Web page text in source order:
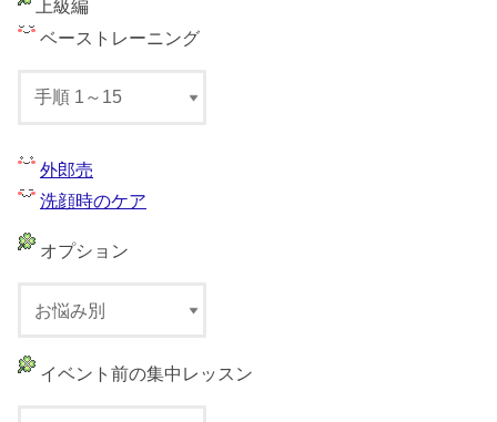
上級編
ベーストレーニング
外郎売
洗顔時のケア
オプション
イベント前の集中レッスン